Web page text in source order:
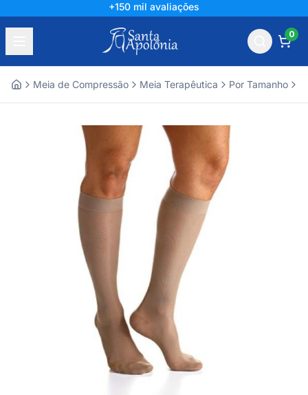
Líder há mais de 60 anos
0
Meia de Compressão Meia Terapêutica Por Tamanho